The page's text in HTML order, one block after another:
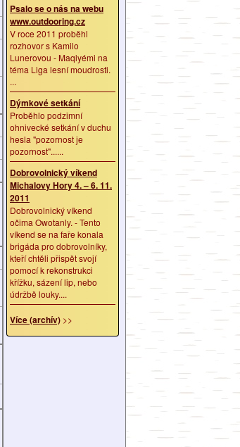
Psalo se o nás na webu
www.outdooring.cz
V roce 2011 proběhl
rozhovor s Kamilo
Lunerovou - Maqiyémi na
téma Liga lesní moudrosti.
...
Dýmkové setkání
Proběhlo podzimní
ohnivecké setkání v duchu
hesla "pozornost je
pozornost"......
Dobrovolnický víkend
Michalovy Hory 4. – 6. 11.
2011
Dobrovolnický víkend
očima Owotanly. - Tento
víkend se na faře konala
brigáda pro dobrovolníky,
kteří chtěli přispět svojí
pomocí k rekonstrukci
křížku, sázení lip, nebo
údržbě louky....
Více (archív) >>